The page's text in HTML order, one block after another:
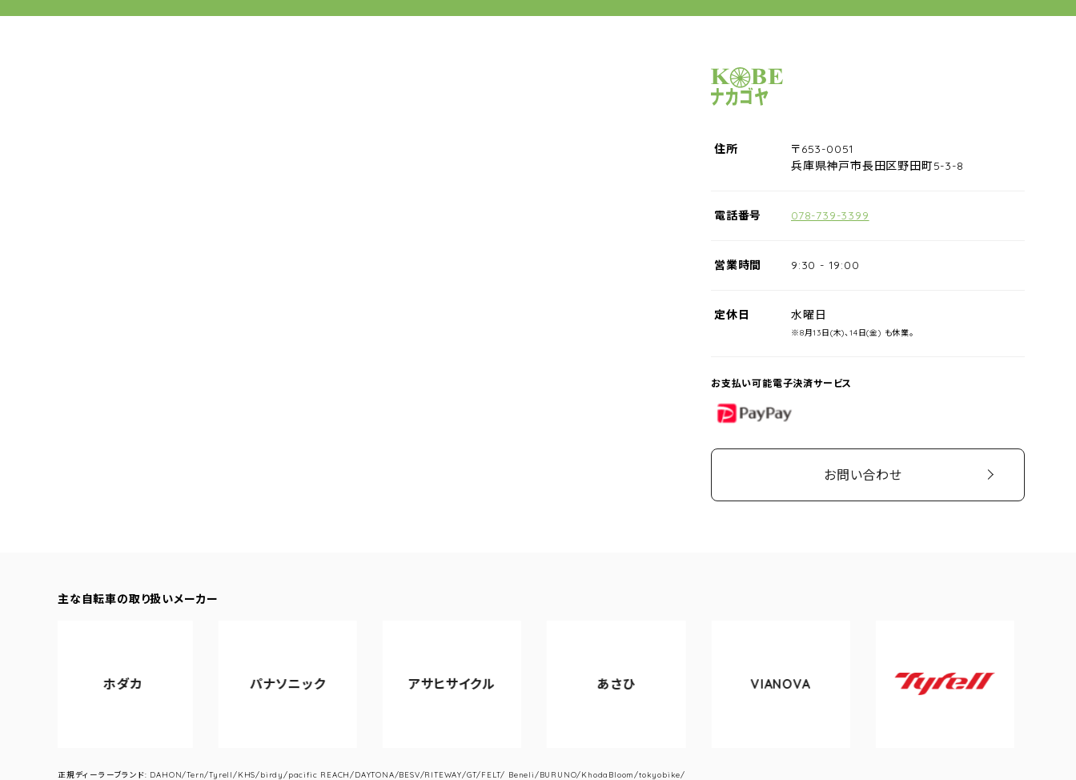
サイクルショップナカゴヤ
住所
〒653-0051
兵庫県神戸市長田区野田町5-3-8
電話番号 078-739-3399
営業時間 9:30 - 19:00
定休日 水曜日
※8月13日(木)、14日(金) も休業。
お支払い可能電子決済サービス
PayPay
お問い合わせ
主な自転車の取り扱いメーカー
アサヒサイクル
Tyrell
正規ディーラーブランド: DAHON/Tern/Tyrell/KHS/birdy/pacific REACH/DAYTONA/BESV/RITEWAY/GT/FELT/ Beneli/BURUNO/KhodaBloom/tokyobike/